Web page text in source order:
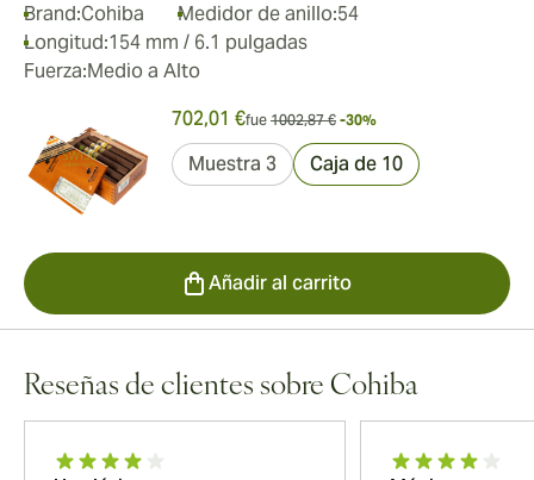
Brand:Cohiba Medidor de anillo:54
Longitud:154 mm / 6.1 pulgadas
Fuerza:Medio a Alto
702,01 €fue 1002,87 € -30%
Muestra 3 Caja de 10
Añadir al carrito
Reseñas de clientes sobre Cohiba